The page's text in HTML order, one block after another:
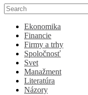
Ekonomika
Financie
Firmy a trhy
Spoločnosť
Svet
Manažment
Literatúra
Názory